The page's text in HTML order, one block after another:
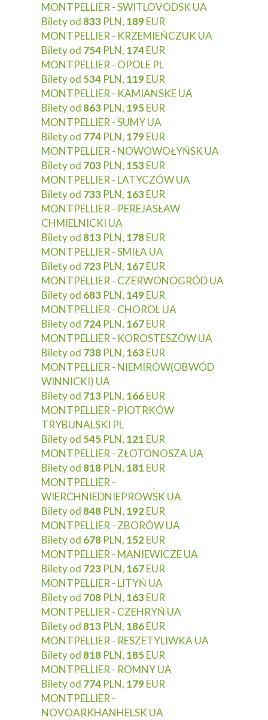
MONTPELLIER - SWITLOVODSK UA
Bilety od 833 PLN, 189EUR
MONTPELLIER - KRZEMIEŃCZUK UA
Bilety od 754 PLN, 174EUR
MONTPELLIER - OPOLE PL
Bilety od 534 PLN, 119EUR
MONTPELLIER - KAMIANSKE UA
Bilety od 863 PLN, 195EUR
MONTPELLIER - SUMY UA
Bilety od 774 PLN, 179EUR
MONTPELLIER - NOWOWOŁYŃSK UA
Bilety od 703 PLN, 153EUR
MONTPELLIER - LATYCZÓW UA
Bilety od 733 PLN, 163EUR
MONTPELLIER - PEREJASŁAW
CHMIELNICKI UA
Bilety od 813 PLN, 178EUR
MONTPELLIER - SMIŁA UA
Bilety od 723 PLN, 167EUR
MONTPELLIER - CZERWONOGRÓD UA
Bilety od 683 PLN, 149EUR
MONTPELLIER - CHOROL UA
Bilety od 724 PLN, 167EUR
MONTPELLIER - KOROSTESZÓW UA
Bilety od 738 PLN, 163EUR
MONTPELLIER - NIEMIRÓW(OBWÓD
WINNICKI) UA
Bilety od 713 PLN, 166EUR
MONTPELLIER - PIOTRKÓW
TRYBUNALSKI PL
Bilety od 545 PLN, 121 EUR
MONTPELLIER - ZŁOTONOSZA UA
Bilety od 818 PLN, 181 EUR
MONTPELLIER -
WIERCHNIEDNIEPROWSK UA
Bilety od 848 PLN, 192EUR
MONTPELLIER - ZBORÓW UA
Bilety od 678 PLN, 152EUR
MONTPELLIER - MANIEWICZE UA
Bilety od 723 PLN, 167EUR
MONTPELLIER - LITYŃ UA
Bilety od 708 PLN, 163EUR
MONTPELLIER - CZEHRYŃ UA
Bilety od 813 PLN, 186EUR
MONTPELLIER - RESZETYLIWKA UA
Bilety od 818 PLN, 185EUR
MONTPELLIER - ROMNY UA
Bilety od 774 PLN, 179EUR
MONTPELLIER -
NOVOARKHANHELSK UA